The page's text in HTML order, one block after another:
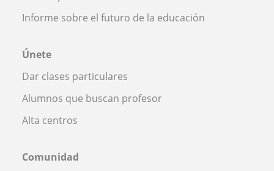
Informe sobre el futuro de la educación
Únete
Dar clases particulares
Alumnos que buscan profesor
Alta centros
Comunidad